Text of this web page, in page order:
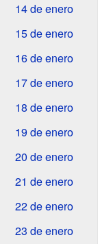
14 de enero
15 de enero
16 de enero
17 de enero
18 de enero
19 de enero
20 de enero
21 de enero
22 de enero
23 de enero